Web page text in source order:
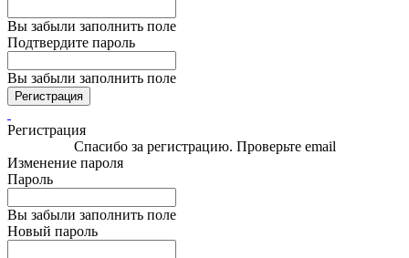
Вы забыли заполнить поле
Подтвердите пароль
Вы забыли заполнить поле
Регистрация
Регистрация
Спасибо за регистрацию. Проверьте email
Изменение пароля
Пароль
Вы забыли заполнить поле
Новый пароль